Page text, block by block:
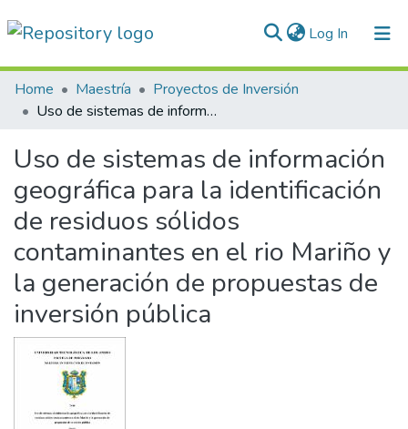
Log In (current)
Communities & Collections
All of DSpace
Statistics
Normativas
Home Maestría
Proyectos de Inversión
Uso de sistemas de información geográfica para la identificación de residuos sólidos contaminantes en el rio Mariño y la generación de propuestas de inversión pública
Uso de sistemas de información
geográfica para la identificación
de residuos sólidos
contaminantes en el rio Mariño y
la generación de propuestas de
inversión pública